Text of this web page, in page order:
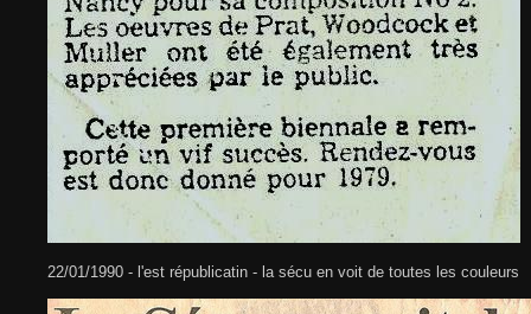
22/01/1990 - l'est républicatin - la sécu en voit de toutes les couleurs